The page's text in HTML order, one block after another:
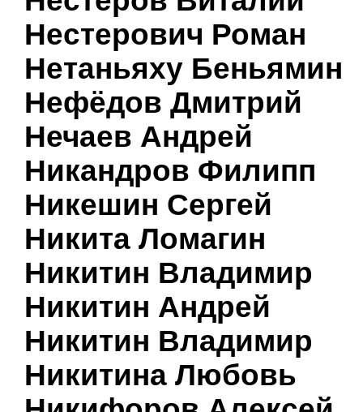
Нестерович Роман
Нетаньяху Беньямин
Нефёдов Дмитрий
Нечаев Андрей
Никандров Филипп
Никешин Сергей
Никита Ломагин
Никитин Владимир
Никитин Андрей
Никитин Владимир
Никитина Любовь